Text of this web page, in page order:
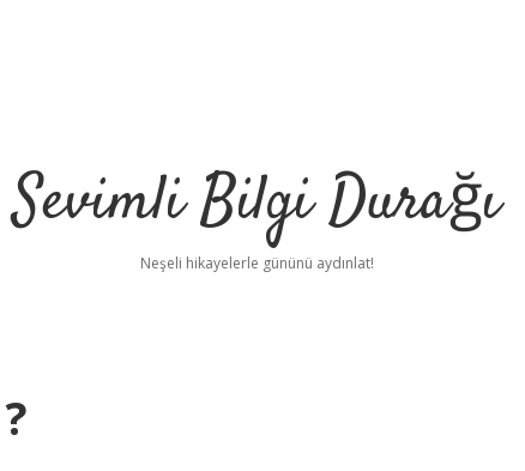
Sevimli Bilgi Durağı
Neşeli hikayelerle gününü aydınlat!